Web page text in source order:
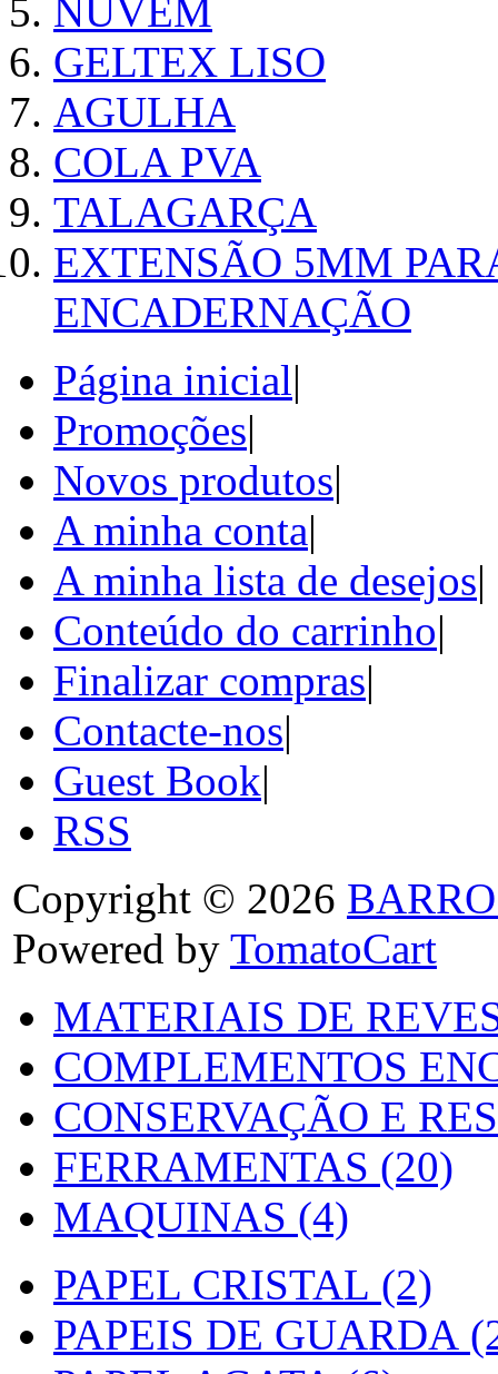
NUVEM
GELTEX LISO
AGULHA
COLA PVA
TALAGARÇA
EXTENSÃO 5MM
ENCADERNAÇÃO
Página inicial|
Promoções|
Novos produtos|
A minha conta|
A minha lista de desejos|
Conteúdo do carrinho|
Finalizar compras|
Contacte-nos|
Guest Book|
RSS
Copyright © 2026
Powered by TomatoCart
MATERIAIS DE
COMPLEMENTOS
CONSERVAÇÃO E
FERRAMENTAS (20)
MAQUINAS (4)
PAPEL CRISTAL (2)
PAPEIS DE GUARDA